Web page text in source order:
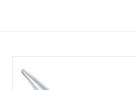
zu den besten Preisen